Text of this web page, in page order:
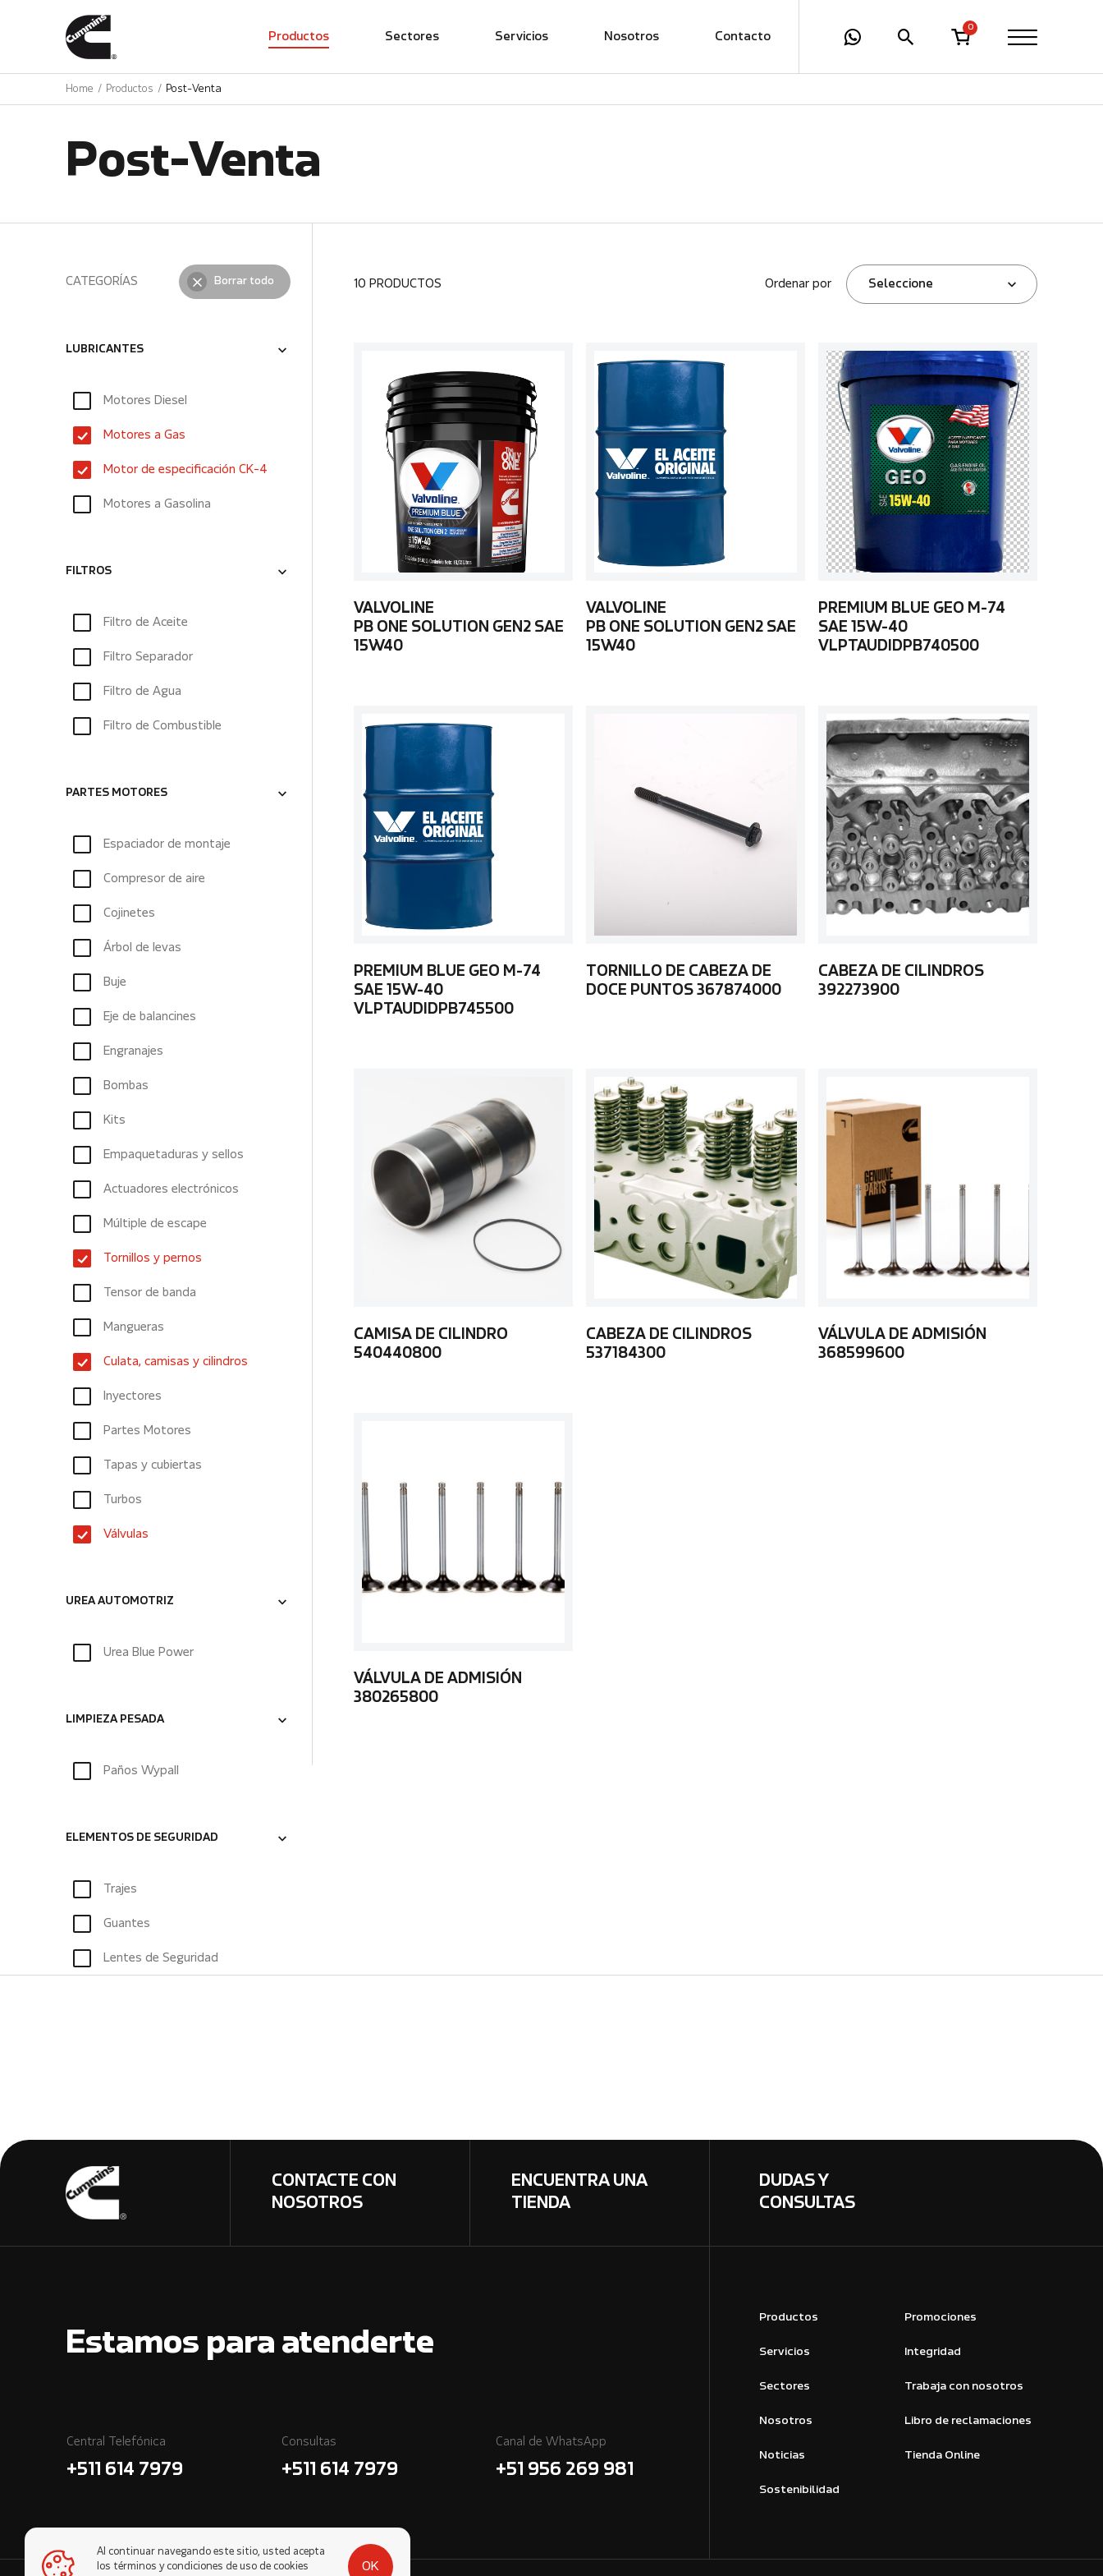
Productos Sectores Servicios Nosotros Contacto
0
Home Productos Post-Venta
Post-Venta
CATEGORÍAS Borrar todo
LUBRICANTES
Motores Diesel
Motores a Gas
Motor de especificación CK-4
Motores a Gasolina
FILTROS
Filtro de Aceite
Filtro Separador
Filtro de Agua
Filtro de Combustible
PARTES MOTORES
Espaciador de montaje
Compresor de aire
Cojinetes
Árbol de levas
Buje
Eje de balancines
Engranajes
Bombas
Kits
Empaquetaduras y sellos
Actuadores electrónicos
Múltiple de escape
Tornillos y pernos
Tensor de banda
Mangueras
Culata, camisas y cilindros
Inyectores
Partes Motores
Tapas y cubiertas
Turbos
Válvulas
UREA AUTOMOTRIZ
Urea Blue Power
LIMPIEZA PESADA
Paños Wypall
ELEMENTOS DE SEGURIDAD
Trajes
Guantes
Lentes de Seguridad
10 PRODUCTOS Ordenar por Seleccione
VALVOLINE
PB ONE SOLUTION GEN2 SAE
15W40
VALVOLINE
PB ONE SOLUTION GEN2 SAE
15W40
PREMIUM BLUE GEO M-74
SAE 15W-40
VLPTAUDIDPB740500
PREMIUM BLUE GEO M-74
SAE 15W-40
VLPTAUDIDPB745500
TORNILLO DE CABEZA DE
DOCE PUNTOS 367874000
CABEZA DE CILINDROS
392273900
CAMISA DE CILINDRO
540440800
CABEZA DE CILINDROS
537184300
VÁLVULA DE ADMISIÓN
368599600
VÁLVULA DE ADMISIÓN
380265800
CONTACTE CON
NOSOTROS
ENCUENTRA UNA
TIENDA
DUDAS Y
CONSULTAS
Estamos para atenderte
Central Telefónica
+511 614 7979
Consultas
+511 614 7979
Canal de WhatsApp
+51 956 269 981
Productos
Servicios
Sectores
Nosotros
Noticias
Sostenibilidad
Promociones
Integridad
Trabaja con nosotros
Libro de reclamaciones
Tienda Online
Al continuar navegando este sitio, usted acepta
los términos y condiciones de uso de cookies
OK